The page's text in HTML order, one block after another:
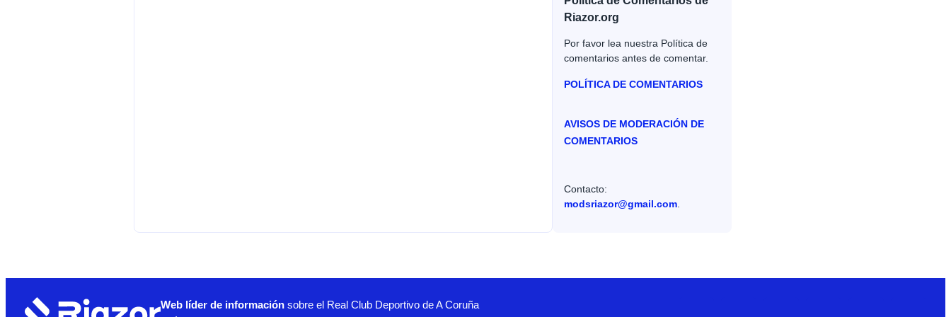
Riazor.org
Por favor lea nuestra Política de
comentarios antes de comentar.
POLÍTICA DE COMENTARIOS
AVISOS DE MODERACIÓN DE
COMENTARIOS
Contacto:
modsriazor@gmail.com.
Web líder de informaciónsobre el Real Club Deportivo de A Coruña